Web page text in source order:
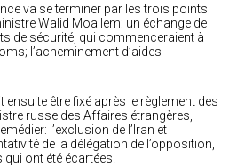
va se terminer par les trois points
Walid Moallem: un échange de
de sécurité, qui commenceraient à
l’acheminement d’aides
être fixé après le règlement des
russe des Affaires étrangères,
l’exclusion de l’Iran et
de la délégation de l’opposition,
ont été écartées.